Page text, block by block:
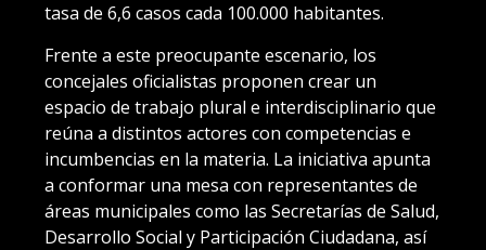
tasa de 6,6 casos cada 100.000 habitantes.
Frente a este preocupante escenario, los
concejales oficialistas proponen crear un
espacio de trabajo plural e interdisciplinario que
reúna a distintos actores con competencias e
incumbencias en la materia. La iniciativa apunta
a conformar una mesa con representantes de
áreas municipales como las Secretarías de Salud,
Desarrollo Social y Participación Ciudadana, así